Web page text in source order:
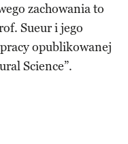
zachowania to
Sueur i jego
opublikowanej
Science”.